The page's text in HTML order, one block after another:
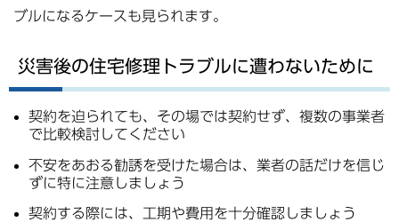
ブルになるケースも見られます。
災害後の住宅修理トラブルに遭わないために
契約を迫られても、その場では契約せず、複数の事業者
で比較検討してください
不安をあおる勧誘を受けた場合は、業者の話だけを信じ
ずに特に注意しましょう
契約する際には、工期や費用を十分確認しましょう